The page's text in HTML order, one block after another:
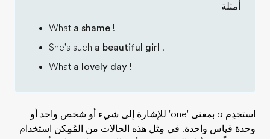
أمثلة
What a shame !
She's such a beautiful girl .
What a lovely day !
استخدِم a
بمعنى 'one' للإشارة إلى شيء أو شخص واحد أو
وحدة قياس واحدة. في مِثل هذه الحالات من المُمِكن استخدام